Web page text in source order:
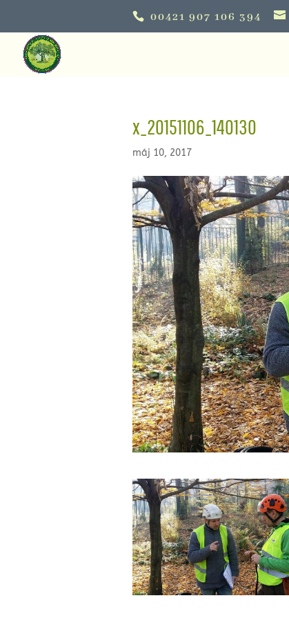
00421 907 106 394
x_20151106_140130
máj 10, 2017